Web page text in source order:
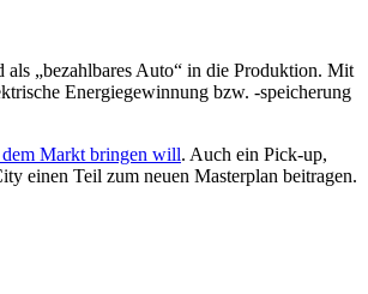
als „bezahlbares Auto“ in die Produktion. Mit
Energiegewinnung bzw. -speicherung
dem Markt bringen will. Auch ein Pick-up,
einen Teil zum neuen Masterplan beitragen.